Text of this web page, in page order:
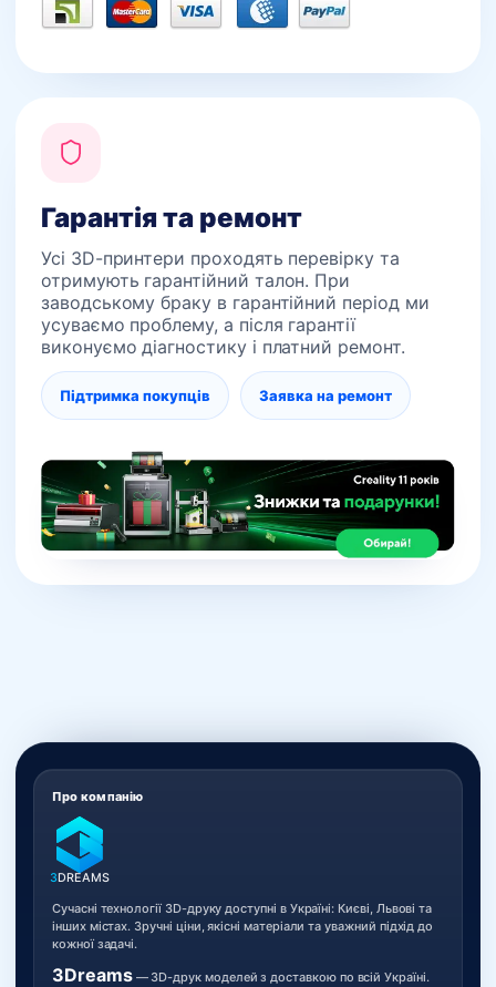
Гарантія та ремонт
Усі 3D-принтери проходять перевірку та
отримують гарантійний талон. При
заводському браку в гарантійний період ми
усуваємо проблему, а після гарантії
виконуємо діагностику і платний ремонт.
Підтримка покупців Заявка на ремонт
Про компанію
3DREAMS
Сучасні технології 3D-друку доступні в Україні: Києві, Львові та
інших містах. Зручні ціни, якісні матеріали та уважний підхід до
кожної задачі.
3Dreams— 3D-друк моделей з доставкою по всій Україні.